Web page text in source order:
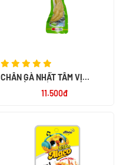
CHÂN GÀ NHẤT TÂM VỊ
11.500đ